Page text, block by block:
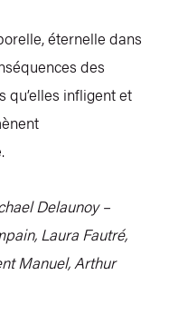
éternelle dans
des
qu’elles infligent et
Delaunoy –
Laura Fautré,
Manuel, Arthur